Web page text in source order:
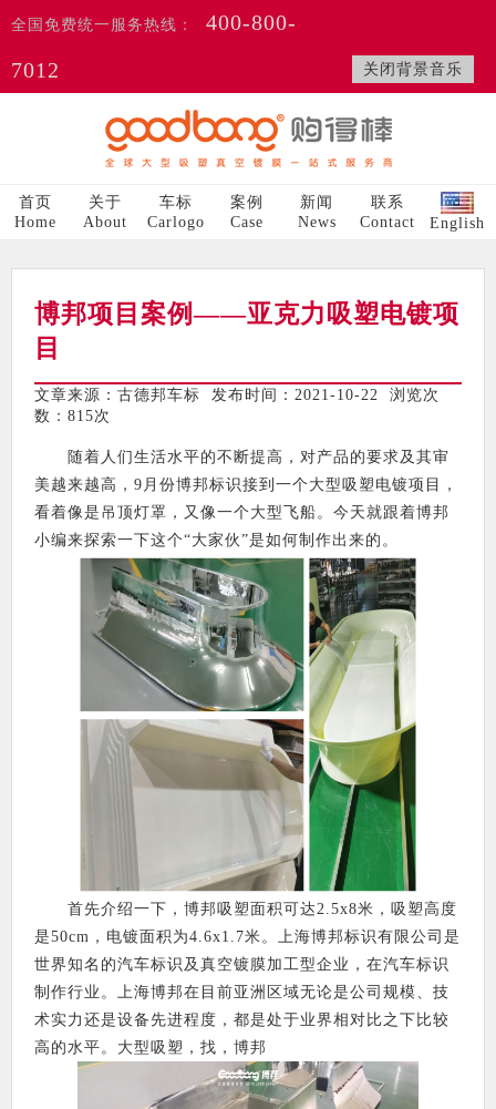
关闭背景音乐
全国免费统一服务热线：
400-800-
7012
首页
Home
关于
About
车标
Carlogo
案例
Case
新闻
News
联系
Contact
English
博邦项目案例——亚克力吸塑电镀项
目
文章来源：古德邦车标 发布时间：2021-10-22 浏览次
数： 815次
随着人们生活水平的不断提高，对产品的要求及其审
美越来越高，9月份博邦标识接到一个大型吸塑电镀项目，
看着像是吊顶灯罩，又像一个大型飞船。今天就跟着博邦
小编来探索一下这个“大家伙”是如何制作出来的。
首先介绍一下，博邦吸塑面积可达2.5x8米，吸塑高度
是50cm，电镀面积为4.6x1.7米。上海博邦标识有限公司是
世界知名的汽车标识及真空镀膜加工型企业，在汽车标识
制作行业。上海博邦在目前亚洲区域无论是公司规模、技
术实力还是设备先进程度，都是处于业界相对比之下比较
高的水平。大型吸塑，找，博邦